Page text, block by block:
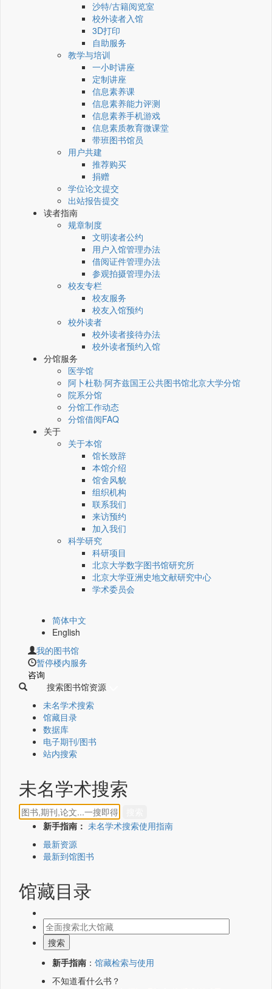
沙特/古籍阅览室
校外读者入馆
3D打印
自助服务
教学与培训
一小时讲座
定制讲座
信息素养课
信息素养能力评测
信息素养手机游戏
信息素质教育微课堂
带班图书馆员
用户共建
推荐购买
捐赠
学位论文提交
出站报告提交
读者指南
规章制度
文明读者公约
用户入馆管理办法
借阅证件管理办法
参观拍摄管理办法
校友专栏
校友服务
校友入馆预约
校外读者
校外读者接待办法
校外读者预约入馆
分馆服务
医学馆
阿卜杜勒·阿齐兹国王公共图书馆北京大学分馆
院系分馆
分馆工作动态
分馆借阅FAQ
关于
关于本馆
馆长致辞
本馆介绍
馆舍风貌
组织机构
联系我们
来访预约
加入我们
科学研究
科研项目
北京大学数字图书馆研究所
北京大学亚洲史地文献研究中心
学术委员会
简体中文
English
我的图书馆
暂停楼内服务
咨询
搜索图书馆资源
未名学术搜索
馆藏目录
数据库
电子期刊/图书
站内搜索
未名学术搜索
新手指南： 未名学术搜索使用指南
最新资源
最新到馆图书
馆藏目录
新手指南 ： 馆藏检索与使用
不知道看什么书？